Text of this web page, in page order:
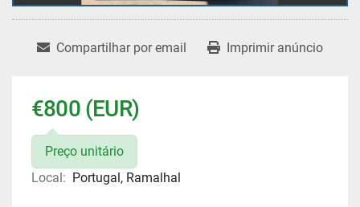
Compartilhar por email Imprimir anúncio
€800 (EUR)
Preço unitário
Local: Portugal, Ramalhal